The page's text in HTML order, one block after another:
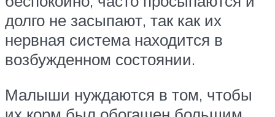
долго не засыпают, так как их
нервная система находится в
возбужденном состоянии.
Малыши нуждаются в том, чтобы